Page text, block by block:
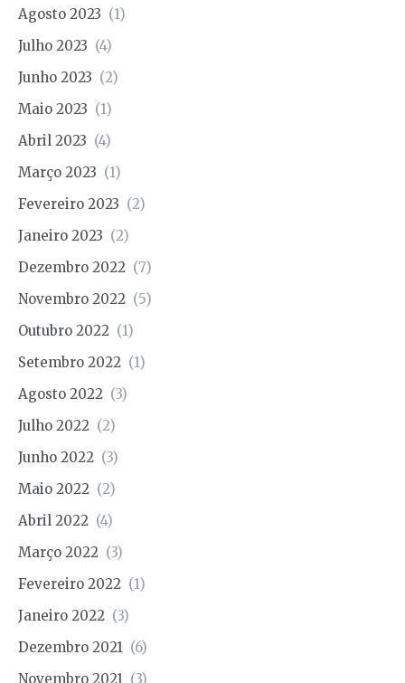
Agosto 2023 (1)
Julho 2023 (4)
Junho 2023 (2)
Maio 2023 (1)
Abril 2023 (4)
Março 2023 (1)
Fevereiro 2023 (2)
Janeiro 2023 (2)
Dezembro 2022 (7)
Novembro 2022 (5)
Outubro 2022 (1)
Setembro 2022 (1)
Agosto 2022 (3)
Julho 2022 (2)
Junho 2022 (3)
Maio 2022 (2)
Abril 2022 (4)
Março 2022 (3)
Fevereiro 2022 (1)
Janeiro 2022 (3)
Dezembro 2021 (6)
Novembro 2021 (3)